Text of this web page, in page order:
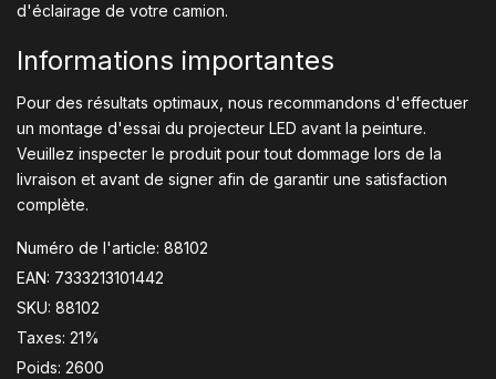
d'éclairage de votre camion.
Informations importantes
Pour des résultats optimaux, nous recommandons d'effectuer
un montage d'essai du projecteur LED avant la peinture.
Veuillez inspecter le produit pour tout dommage lors de la
livraison et avant de signer afin de garantir une satisfaction
complète.
Numéro de l'article: 88102
EAN: 7333213101442
SKU: 88102
Taxes: 21%
Poids: 2600